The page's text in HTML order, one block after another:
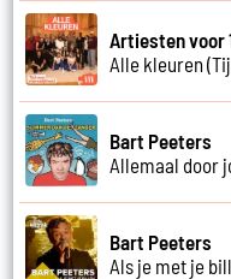
Artiesten voor
Alle kleuren
Bart Peeters
Allemaal door
Bart Peeters
Als je met je